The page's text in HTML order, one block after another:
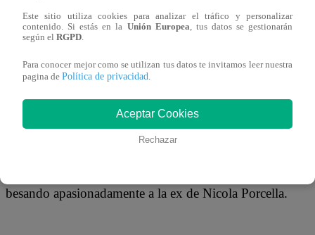
Gran parte de la gente ha quedado con la boca abierta
sociales en las que se puede ver a nada más y nada
misterioso galán. La chica reality se escapó unos días
aprovechó para divertirse junto a unos amigos, sin
besando apasionadamente a la ex de Nicola Porcella.
Este sitio utiliza cookies para analizar el tráfico y personalizar
contenido. Si estás en la Unión Europea , tus datos se gestionarán
según el RGPD
Para conocer mejor como se utilizan tus datos te invitamos leer nuestra
pagina de Política de privacidad
Aceptar Cookies
Rechazar